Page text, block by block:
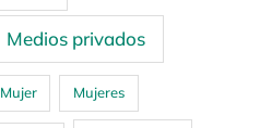
Medios privados
Mujer Mujeres